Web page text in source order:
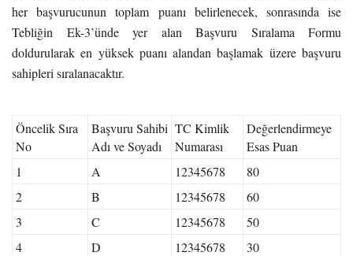
her başvurucunun toplam puanı belirlenecek, sonrasında ise
Tebliğin Ek-3’ünde yer alan Başvuru Sıralama Formu
doldurularak en yüksek puanı alandan başlamak üzere başvuru
sahipleri sıralanacaktır.
Öncelik Sıra
No
Başvuru Sahibi
Adı ve Soyadı
TC Kimlik
Numarası
Değerlendirmeye
Esas Puan
1
A 12345678
80
2
B 12345678
60
3
C 12345678
50
4
D 12345678 30